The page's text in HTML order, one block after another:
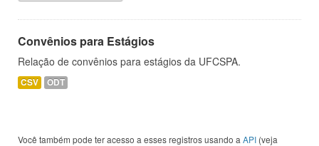
Convênios para Estágios
Relação de convênios para estágios da UFCSPA.
CSV ODT
Você também pode ter acesso a esses registros usando a API (veja